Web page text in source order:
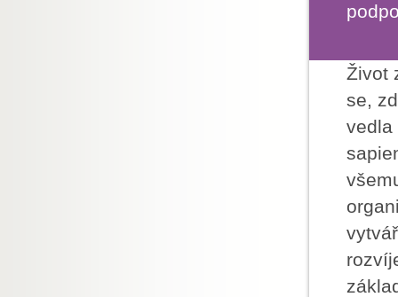
Život
se,
vedla